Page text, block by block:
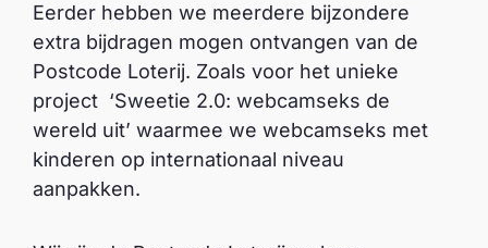
Eerder hebben we meerdere bijzondere
extra bijdragen mogen ontvangen van de
Postcode Loterij. Zoals voor het unieke
project ‘Sweetie 2.0: webcamseks de
wereld uit’ waarmee we webcamseks met
kinderen op internationaal niveau
aanpakken.